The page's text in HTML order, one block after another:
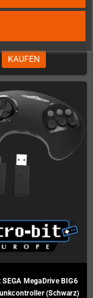
KAUFEN
MegaDrive BIG6
(Schwarz)